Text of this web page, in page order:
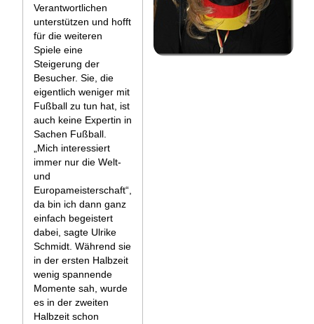
Verantwortlichen
unterstützen und hofft
für die weiteren
Spiele eine
Steigerung der
Besucher. Sie, die
eigentlich weniger mit
Fußball zu tun hat, ist
auch keine Expertin in
Sachen Fußball.
„Mich interessiert
immer nur die Welt-
und
Europameisterschaft“,
da bin ich dann ganz
einfach begeistert
dabei, sagte Ulrike
Schmidt. Während sie
in der ersten Halbzeit
wenig spannende
Momente sah, wurde
es in der zweiten
Halbzeit schon